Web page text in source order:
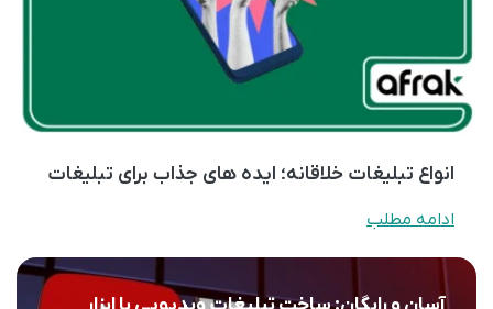
انواع تبلیغات خلاقانه؛ ایده های جذاب برای تبلیغات
ادامه مطلب